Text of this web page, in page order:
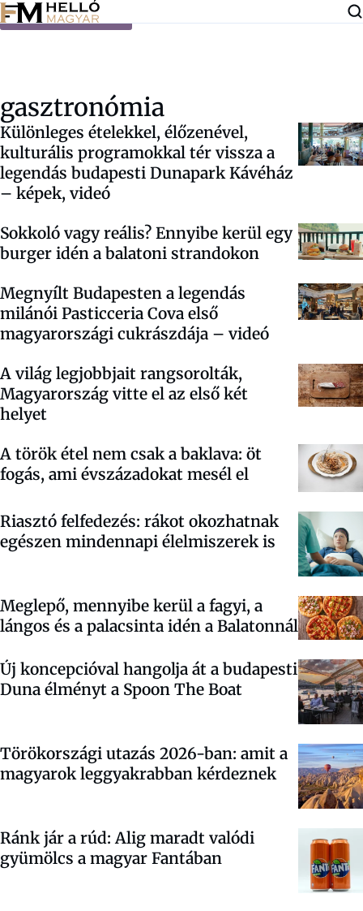
Ugrás a tartalomra
gasztronómia
Különleges ételekkel, élőzenével,
kulturális programokkal tér vissza a
legendás budapesti Dunapark Kávéház
– képek, videó
Sokkoló vagy reális? Ennyibe kerül egy
burger idén a balatoni strandokon
Megnyílt Budapesten a legendás
milánói Pasticceria Cova első
magyarországi cukrászdája – videó
A világ legjobbjait rangsorolták,
Magyarország vitte el az első két
helyet
A török étel nem csak a baklava: öt
fogás, ami évszázadokat mesél el
Riasztó felfedezés: rákot okozhatnak
egészen mindennapi élelmiszerek is
Meglepő, mennyibe kerül a fagyi, a
lángos és a palacsinta idén a Balatonnál
Új koncepcióval hangolja át a budapesti
Duna élményt a Spoon The Boat
Törökországi utazás 2026-ban: amit a
magyarok leggyakrabban kérdeznek
Ránk jár a rúd: Alig maradt valódi
gyümölcs a magyar Fantában